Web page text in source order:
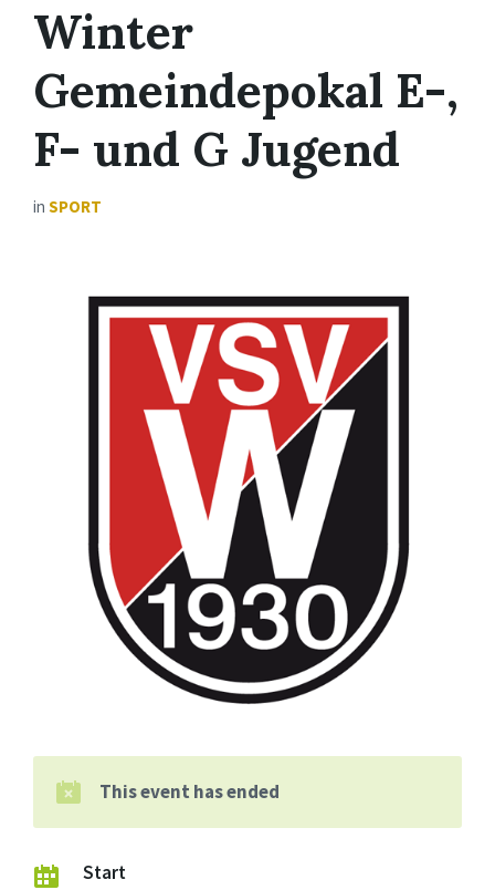
Winter
Gemeindepokal E-,
F- und G Jugend
in SPORT
This event has ended
Start